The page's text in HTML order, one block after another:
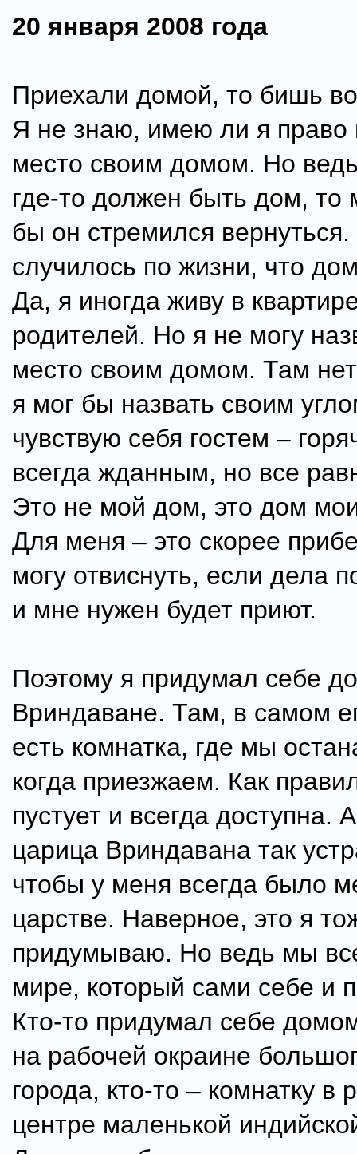
20 января 2008 года
Приехали домой, то бишь
Я не знаю, имею ли я право
место своим домом. Но
где-то должен быть дом, то
бы он стремился вернуться.
случилось по жизни, что
Да, я иногда живу в
родителей. Но я не могу
место своим домом. Там
я мог бы назвать своим
чувствую себя гостем –
всегда жданным, но все
Это не мой дом, это дом
Для меня – это скорее
могу отвиснуть, если дела
и мне нужен будет приют.
Поэтому я придумал себе
Вриндаване. Там, в самом
есть комнатка, где мы
когда приезжаем. Как
пустует и всегда доступна.
царица Вриндавана так
чтобы у меня всегда было
царстве. Наверное, это я
придумываю. Но ведь мы
мире, который сами себе и
Кто-то придумал себе
на рабочей окраине
города, кто-то – комнатку в
центре маленькой